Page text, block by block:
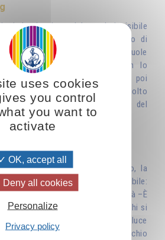
che riceviamo dal mondo invisibile
di evoluzione ovvero dallo stato di
e dei propri desideri. Se si vuole
con le entità celesti, con lo
prima di tutto purificarsi, poi
e inoltre lavorare per un ideale molto
fra gli uomini e la realizzazione del
visione limitata dell’intelletto, la
L'accesso al mondo invisibile:
attività e ricettività –È
Amate e i vostri occhi si
del Cielo – Luce visibile e luce
della chiaroveggenza- L'occhio
uses cookies
you control
you want to
activate
OK, accept all
Deny all cookies
Personalize
Privacy policy